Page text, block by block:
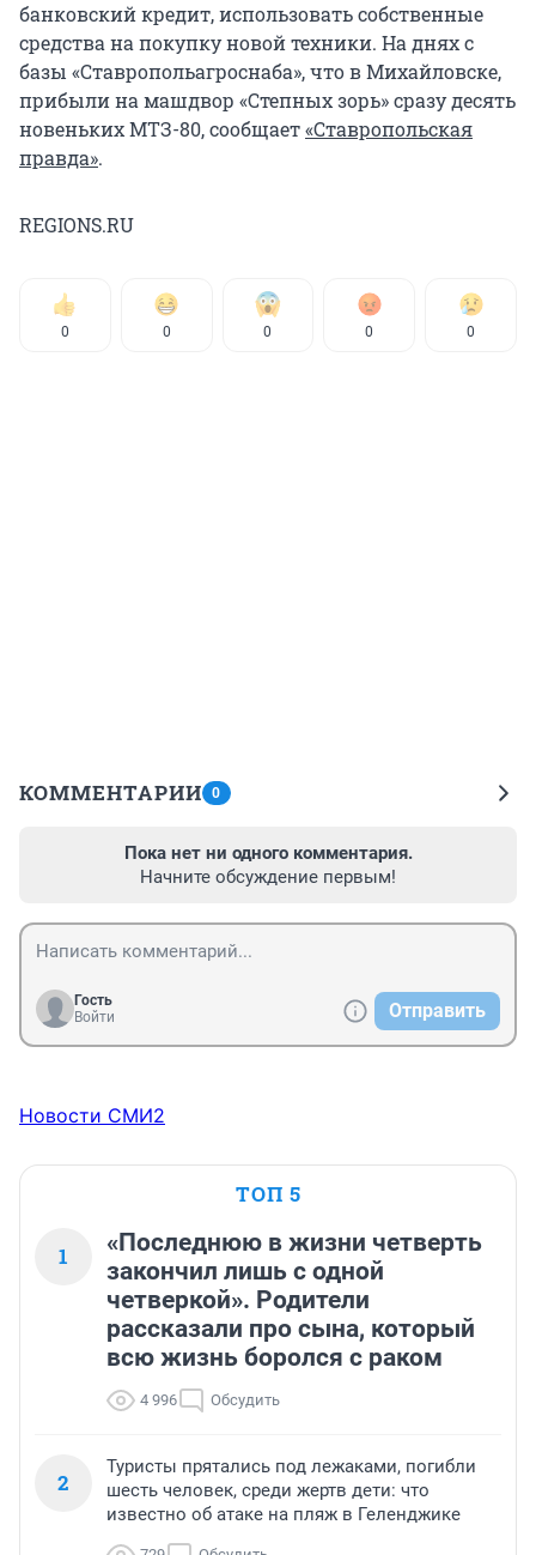
банковский кредит, использовать собственные
средства на покупку новой техники. На днях с
базы «Ставропольагроснаба», что в Михайловске,
прибыли на машдвор «Степных зорь» сразу десять
новеньких МТЗ-80, сообщает«Ставропольская
правда».
REGIONS.RU
0 0 0 0 0
КОММЕНТАРИИ 0
Пока нет ни одного комментария.
Начните обсуждение первым!
Гость
Войти
Отправить
Новости СМИ2
ТОП 5
1
«Последнюю в жизни четверть
закончил лишь с одной
четверкой». Родители
рассказали про сына, который
всю жизнь боролся с раком
4 996 Обсудить
2
Туристы прятались под лежаками, погибли
шесть человек, среди жертв дети: что
известно об атаке на пляж в Геленджике